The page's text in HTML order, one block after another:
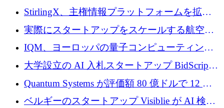
Venture Kick から 16 万 1,000 ユーロを調達
StirlingX、主権情報プラットフォームを拡張
するためにシリーズ A で 2,000 万ドルを確保
実際にスタートアップをスケールする航空イ
ノベーション モデルを学ぶ
IQM、ヨーロッパの量子コンピューティング
企業として初めて米国の主要取引所に上場
大学設立の AI 入札スタートアップ BidScript
がプレシード資金総額 100 万ドルを突破
Quantum Systems が評価額 80 億ドルで 12 億
ドルを調達
ベルギーのスタートアップ Visiblie が AI 検索